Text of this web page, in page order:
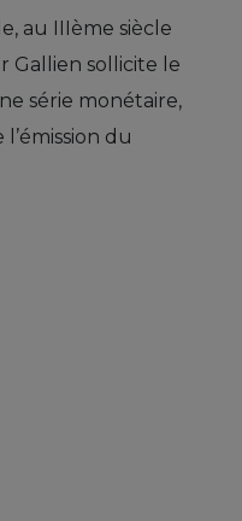
au IIIème siècle
Gallien sollicite le
série monétaire,
du